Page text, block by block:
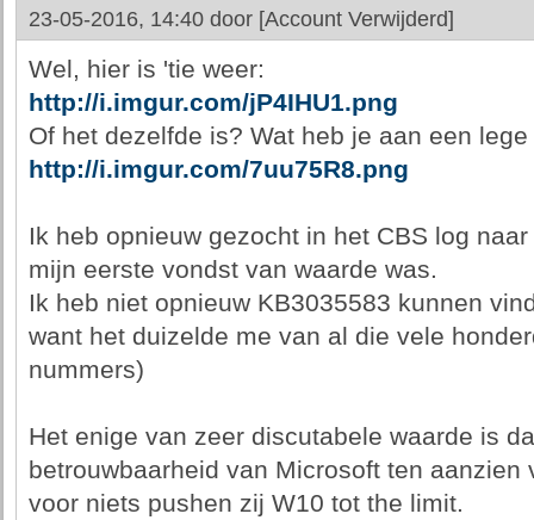
23-05-2016, 14:40 door [Account Verwijderd]
Wel, hier is 'tie weer:
http://i.imgur.com/jP4IHU1.png
Of het dezelfde is? Wat heb je aan een
http://i.imgur.com/7uu75R8.png
Ik heb opnieuw gezocht in het CBS log
mijn eerste vondst van waarde was.
Ik heb niet opnieuw KB3035583 kunnen
want het duizelde me van al die vele
nummers)
Het enige van zeer discutabele waarde is
betrouwbaarheid van Microsoft ten aanzien
voor niets pushen zij W10 tot the limit.